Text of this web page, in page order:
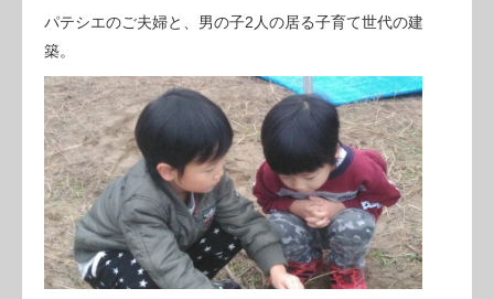
パテシエのご夫婦と、男の子2人の居る子育て世代の建
築。